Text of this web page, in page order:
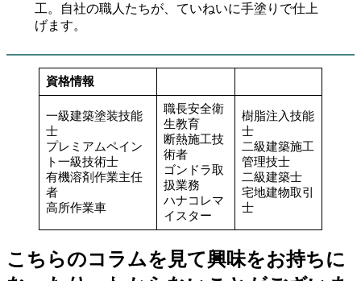
工。自社の職人たちが、ていねいに手塗りで仕上
げます。
資格情報
一級建築塗装技能
士
プレミアムペイン
ト一級技術士
有機溶剤作業主任
者
高所作業車
職長安全衛
生教育
断熱施工技
術者
ゴンドラ取
扱業務
ハナコレマ
イスター
樹脂注入技能
士
二級建築施工
管理技士
二級建築士
宅地建物取引
士
こちらのコラムを見て興味をお持ちに